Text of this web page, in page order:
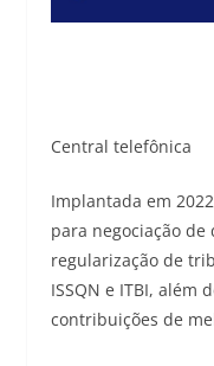
Central telefônica
Implantada em
para negociação
regularização de
ISSQN e ITBI, além
contribuições de